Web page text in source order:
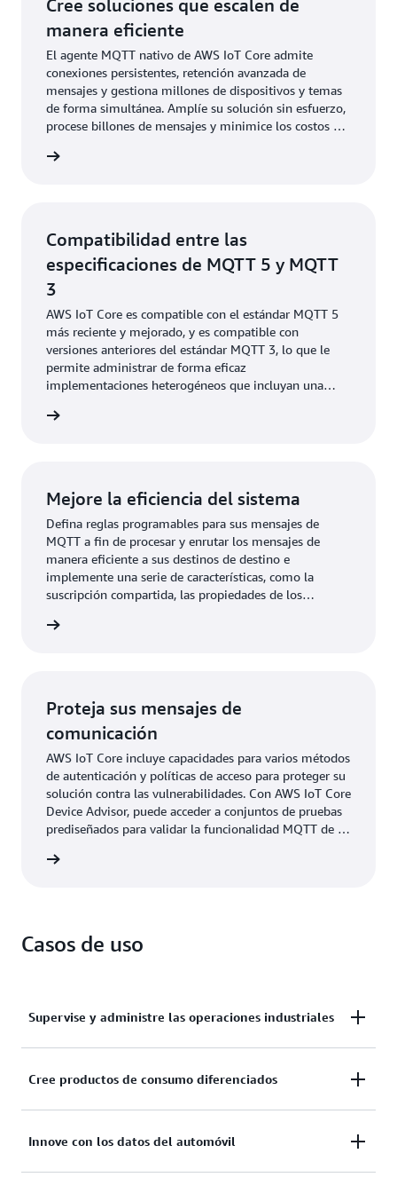
Cree soluciones que escalen de
manera eficiente
El agente MQTT nativo de AWS IoT Core admite
conexiones persistentes, retención avanzada de
mensajes y gestiona millones de dispositivos y temas
de forma simultánea. Amplíe su solución sin esfuerzo,
procese billones de mensajes y minimice los costos de
Compatibilidad entre las
especificaciones de MQTT 5 y MQTT
3
AWS IoT Core es compatible con el estándar MQTT 5
más reciente y mejorado, y es compatible con
versiones anteriores del estándar MQTT 3, lo que le
permite administrar de forma eficaz
implementaciones heterogéneos que incluyan una
MQTT y, al mismo tiempo, incorpore importantes
Mejore la eficiencia del sistema
Defina reglas programables para sus mensajes de
MQTT a fin de procesar y enrutar los mensajes de
manera eficiente a sus destinos de destino e
implemente una serie de características, como la
suscripción compartida, las propiedades de los
la administración de los mensajes en toda su flota.
Proteja sus mensajes de
comunicación
AWS IoT Core incluye capacidades para varios métodos
de autenticación y políticas de acceso para proteger su
solución contra las vulnerabilidades. Con AWS IoT Core
Device Advisor, puede acceder a conjuntos de pruebas
prediseñados para validar la funcionalidad MQTT de su
de incorporarlos a la nube.
Casos de uso
Supervise y administre las operaciones industriales
Cree aplicaciones industriales de IoT para la calidad
Cree productos de consumo diferenciados
Cree aplicaciones conectadas para la
Innove con los datos del automóvil